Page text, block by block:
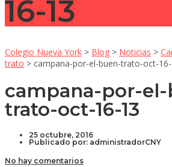
16-13
Colegio Nueva York > Blog > Noticias >
trato > campana-por-el-buen-trato-oct-
campana-por-
trato-oct-16-13
25 octubre, 2016
Publicado por: administradorCNY
No hay comentarios